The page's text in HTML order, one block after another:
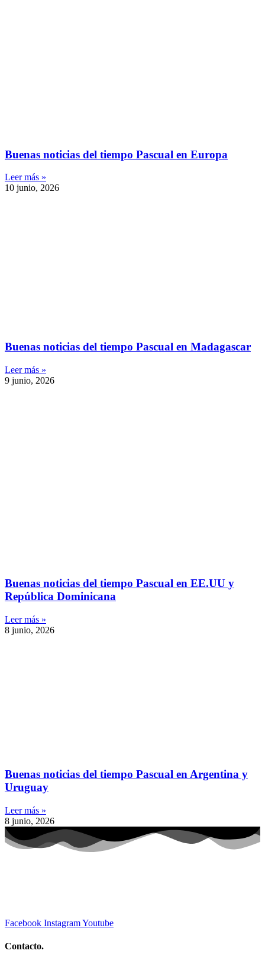
Buenas noticias del tiempo Pascual en Europa
Leer más »
10 junio, 2026
Buenas noticias del tiempo Pascual en Madagascar
Leer más »
9 junio, 2026
Buenas noticias del tiempo Pascual en EE.UU y
República Dominicana
Leer más »
8 junio, 2026
Buenas noticias del tiempo Pascual en Argentina y
Uruguay
Leer más »
8 junio, 2026
Facebook InstagramYoutube
Contacto.